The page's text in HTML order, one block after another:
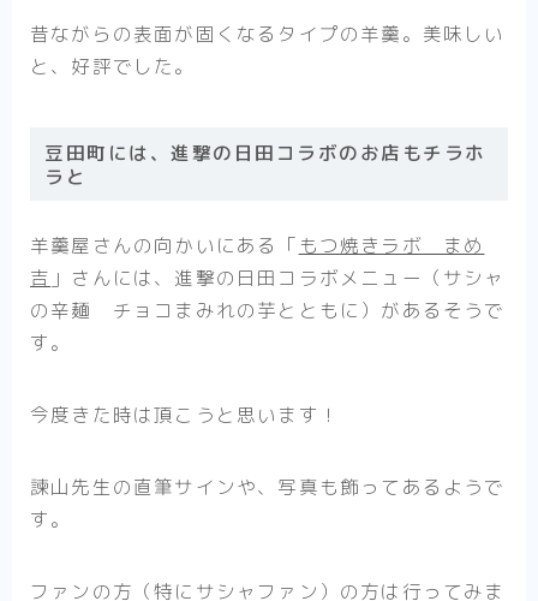
昔ながらの表面が固くなるタイプの羊羹。美味しい
と、好評でした。
豆田町には、進撃の日田コラボのお店もチラホ
ラと
羊羹屋さんの向かいにある「 もつ焼きラボ まめ
吉 」さんには、進撃の日田コラボメニュー（サシャ
の辛麺 チョコまみれの芋とともに）があるそうで
す。
今度きた時は頂こうと思います！
諫山先生の直筆サインや、写真も飾ってあるようで
す。
ファンの方（特にサシャファン）の方は行ってみま